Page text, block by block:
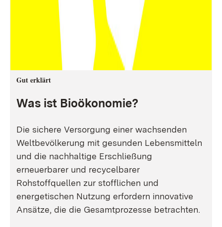
Gut erklärt
Was ist Bioökonomie?
Die sichere Versorgung einer wachsenden
Weltbevölkerung mit gesunden Lebensmitteln
und die nachhaltige Erschließung
erneuerbarer und recycelbarer
Rohstoffquellen zur stofflichen und
energetischen Nutzung erfordern innovative
Ansätze, die die Gesamtprozesse betrachten.